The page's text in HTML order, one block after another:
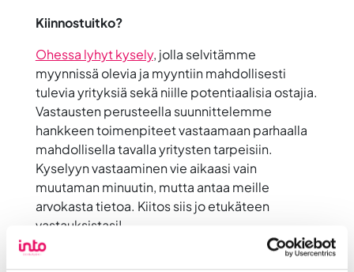
Kiinnostuitko?
Ohessa lyhyt kysely, jolla selvitämme
myynnissä olevia ja myyntiin mahdollisesti
tulevia yrityksiä sekä niille potentiaalisia ostajia.
Vastausten perusteella suunnittelemme
hankkeen toimenpiteet vastaamaan parhaalla
mahdollisella tavalla yritysten tarpeisiin.
Kyselyyn vastaaminen vie aikaasi vain
muutaman minuutin, mutta antaa meille
arvokasta tietoa. Kiitos siis jo etukäteen
vastauksistasi!
Yksin tämän asian kanssa ei onneksi tarvitse